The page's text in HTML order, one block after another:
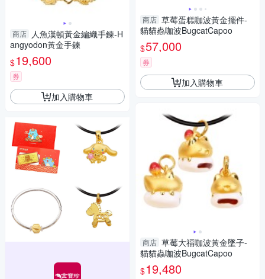
商店 人魚漢頓黃金編織手鍊-H
angyodon黃金手鍊
$19,600
券
加入購物車
商店 草莓蛋糕咖波黃金擺件-
貓貓蟲咖波BugcatCapoo
$57,000
券
加入購物車
商店 草莓大福咖波黃金墜子-
貓貓蟲咖波BugcatCapoo
$19,480